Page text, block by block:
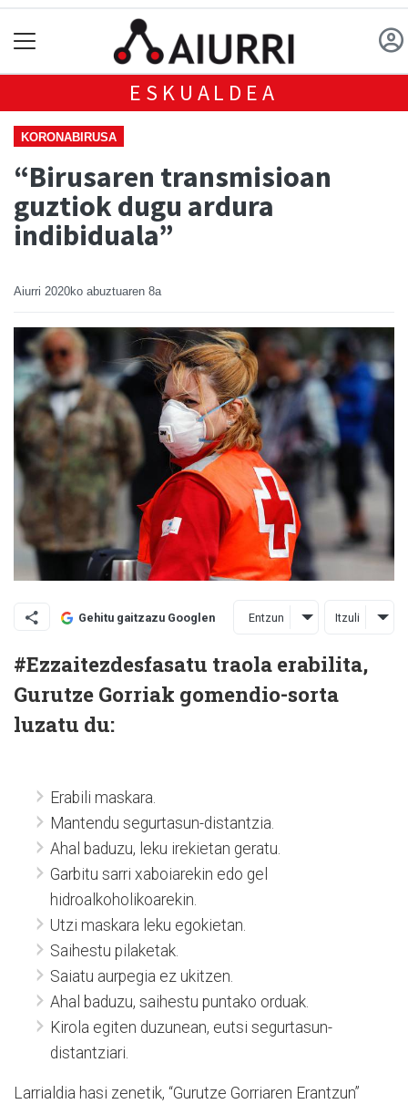
ESKUALDEA
KORONABIRUSA
“Birusaren transmisioan
guztiok dugu ardura
indibiduala”
Aiurri 2020ko abuztuaren 8a
Gehitu gaitzazu Googlen Entzun Itzuli
#Ezzaitezdesfasatu traola erabilita,
Gurutze Gorriak gomendio-sorta
luzatu du:
Erabili maskara.
Mantendu segurtasun-distantzia.
Ahal baduzu, leku irekietan geratu.
Garbitu sarri xaboiarekin edo gel
hidroalkoholikoarekin.
Utzi maskara leku egokietan.
Saihestu pilaketak.
Saiatu aurpegia ez ukitzen.
Ahal baduzu, saihestu puntako orduak.
Kirola egiten duzunean, eutsi segurtasun-
distantziari.
Larrialdia hasi zenetik, “Gurutze Gorriaren Erantzun”